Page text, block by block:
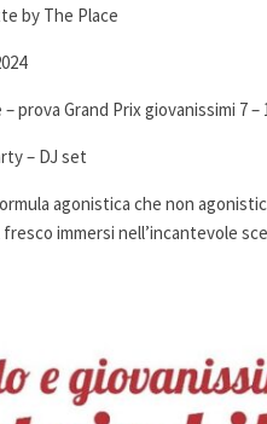
by The Place
prova Grand Prix giovanissimi 7 –
– DJ set
agonistica che non
immersi nell’incantevole